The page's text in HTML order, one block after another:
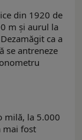
din 1920 de
m și aurul la
ca a
se antreneze
milă, la 5.000
mai fost